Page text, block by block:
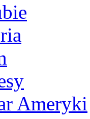
Ameryki